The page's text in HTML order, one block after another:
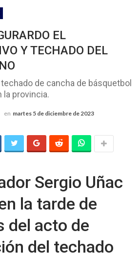
EL
Y TECHADO DEL
de cancha de básquetbol
la provincia.
en martes 5 de diciembre de 2023
Sergio Uñac
la tarde de
del acto de
del techado